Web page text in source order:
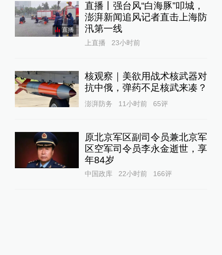
直播
直播丨强台风“白海豚”叩城，
澎湃新闻追风记者直击上海防
汛第一线
上直播 23小时前
核观察｜美欲用战术核武器对
抗中俄，弹药不足核武来凑？
澎湃防务 11小时前 65评
原北京军区副司令员兼北京军
区空军司令员李永金逝世，享
年84岁
中国政库 22小时前 166评